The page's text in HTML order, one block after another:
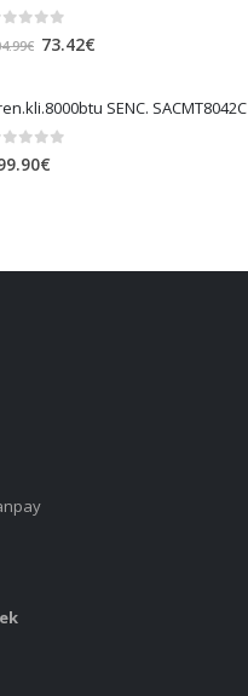
€ Izvirna
104.99€.
73.42€
SENC. SACMT8042C
out of 5
€